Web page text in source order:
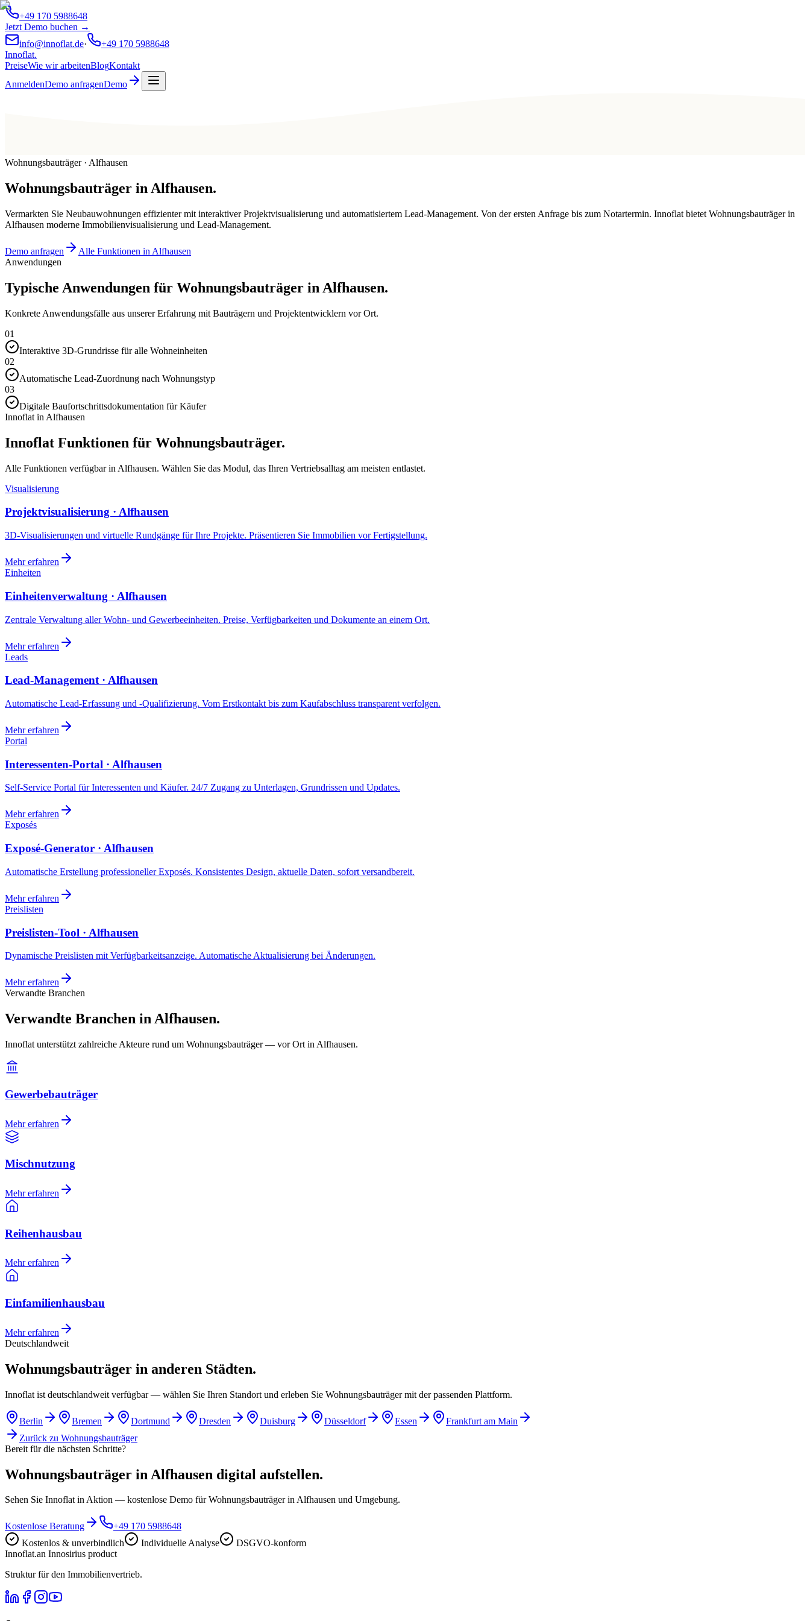
+49 170 5988648
Jetzt Demo buchen →
info@innoflat.de·
+49 170 5988648
Innoflat.
PreiseWie wir arbeitenBlogKontakt
AnmeldenDemo anfragenDemo
Wohnungsbauträger · Alfhausen
Wohnungsbauträger in Alfhausen.
Vermarkten Sie Neubauwohnungen effizienter mit interaktiver Projektvisualisierung und automatisiertem Lead-Management. Von der ersten Anfrage bis zum Notartermin. Innoflat bietet Wohnungsbauträger in
Alfhausen moderne Immobilienvisualisierung und Lead-Management.
Demo anfragen
Alle Funktionen in Alfhausen
Anwendungen
Typische Anwendungen für Wohnungsbauträger in Alfhausen.
Konkrete Anwendungsfälle aus unserer Erfahrung mit Bauträgern und Projektentwicklern vor Ort.
01
Interaktive 3D-Grundrisse für alle Wohneinheiten
02
Automatische Lead-Zuordnung nach Wohnungstyp
03
Digitale Baufortschrittsdokumentation für Käufer
Innoflat in Alfhausen
Innoflat Funktionen für Wohnungsbauträger.
Alle Funktionen verfügbar in Alfhausen. Wählen Sie das Modul, das Ihren Vertriebsalltag am meisten entlastet.
Visualisierung
Projektvisualisierung · Alfhausen
3D-Visualisierungen und virtuelle Rundgänge für Ihre Projekte. Präsentieren Sie Immobilien vor Fertigstellung.
Mehr erfahren
Einheiten
Einheitenverwaltung · Alfhausen
Zentrale Verwaltung aller Wohn- und Gewerbeeinheiten. Preise, Verfügbarkeiten und Dokumente an einem Ort.
Mehr erfahren
Leads
Lead-Management · Alfhausen
Automatische Lead-Erfassung und -Qualifizierung. Vom Erstkontakt bis zum Kaufabschluss transparent verfolgen.
Mehr erfahren
Portal
Interessenten-Portal · Alfhausen
Self-Service Portal für Interessenten und Käufer. 24/7 Zugang zu Unterlagen, Grundrissen und Updates.
Mehr erfahren
Exposés
Exposé-Generator · Alfhausen
Automatische Erstellung professioneller Exposés. Konsistentes Design, aktuelle Daten, sofort versandbereit.
Mehr erfahren
Preislisten
Preislisten-Tool · Alfhausen
Dynamische Preislisten mit Verfügbarkeitsanzeige. Automatische Aktualisierung bei Änderungen.
Mehr erfahren
Verwandte Branchen
Verwandte Branchen in Alfhausen.
Innoflat unterstützt zahlreiche Akteure rund um Wohnungsbauträger — vor Ort in Alfhausen.
Gewerbebauträger
Mehr erfahren
Mischnutzung
Mehr erfahren
Reihenhausbau
Mehr erfahren
Einfamilienhausbau
Mehr erfahren
Deutschlandweit
Wohnungsbauträger in anderen Städten.
Innoflat ist deutschlandweit verfügbar — wählen Sie Ihren Standort und erleben Sie Wohnungsbauträger mit der passenden Plattform.
Berlin Bremen Dortmund Dresden Duisburg Düsseldorf Essen
Frankfurt am Main
Zurück zu Wohnungsbauträger
Bereit für die nächsten Schritte?
Wohnungsbauträger in Alfhausen digital aufstellen.
Sehen Sie Innoflat in Aktion — kostenlose Demo für Wohnungsbauträger in Alfhausen und Umgebung.
Kostenlose Beratung
+49 170 5988648
Kostenlos & unverbindlich
Individuelle Analyse
DSGVO-konform
Innoflat.an Innosirius product
Struktur für den Immobilienvertrieb.